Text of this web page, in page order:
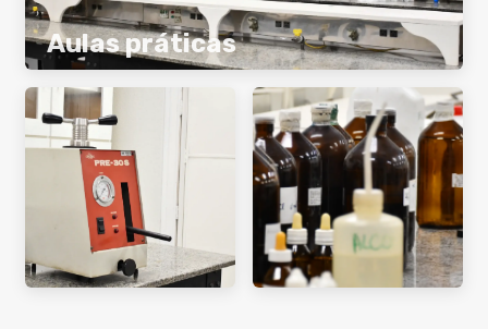
Aulas práticas